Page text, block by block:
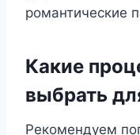
романтические
Какие
выбрать
Рекомендуем